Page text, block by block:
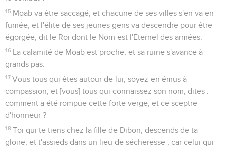
15 Moab va être saccagé, et chacune de ses villes s'en va en
fumée, et l'élite de ses jeunes gens va descendre pour être
égorgée, dit le Roi dont le Nom est l'Eternel des armées.
16 La calamité de Moab est proche, et sa ruine s'avance à
grands pas.
17 Vous tous qui êtes autour de lui, soyez-en émus à
compassion, et [vous] tous qui connaissez son nom, dites :
comment a été rompue cette forte verge, et ce sceptre
d'honneur ?
18 Toi qui te tiens chez la fille de Dibon, descends de ta
gloire, et t'assieds dans un lieu de sécheresse ; car celui qui